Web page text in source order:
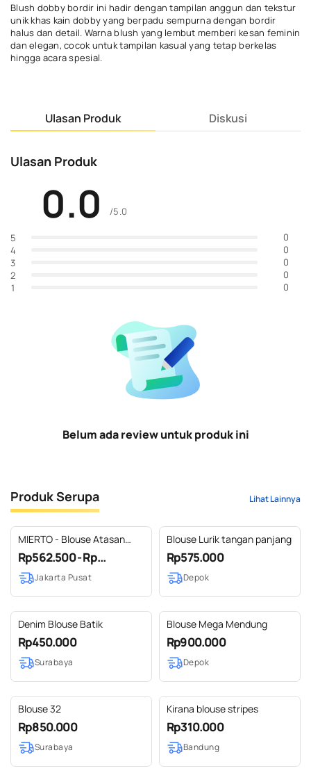
Blush dobby bordir ini hadir dengan tampilan anggun dan tekstur
unik khas kain dobby yang berpadu sempurna dengan bordir
halus dan detail. Warna blush yang lembut memberi kesan feminin
dan elegan, cocok untuk tampilan kasual yang tetap berkelas
hingga acara spesial.
Ulasan Produk Diskusi
Ulasan Produk
0.0 /5.0
5
0
4
0
3
0
2
0
1
0
Belum ada review untuk produk ini
Produk Serupa Lihat Lainnya
MIERTO - Blouse Atasan
Batik Wanita Kantor Zoyas
Series
Rp562.500 - Rp...
Jakarta Pusat
Blouse Lurik tangan panjang
Rp575.000
Depok
Denim Blouse Batik
Rp450.000
Surabaya
Blouse Mega Mendung
Rp900.000
Depok
Blouse 32
Rp850.000
Surabaya
Kirana blouse stripes
Rp310.000
Bandung